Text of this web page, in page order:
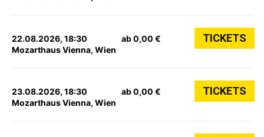
22.08.2026, 18:30
Mozarthaus Vienna, Wien
ab 0,00 € TICKETS
23.08.2026, 18:30
Mozarthaus Vienna, Wien
ab 0,00 € TICKETS